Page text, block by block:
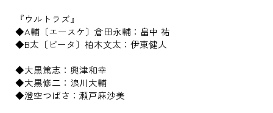
『ウルトラズ』
◆A輔〔エースケ〕倉田永輔：畠中 祐
◆B太〔ビータ〕柏木文太：伊東健人
◆大黒篤志：興津和幸
◆大黒修二：浪川大輔
◆澄空つばさ：瀬戸麻沙美